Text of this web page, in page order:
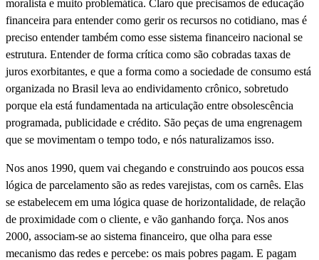
moralista e muito problemática. Claro que precisamos de educação
financeira para entender como gerir os recursos no cotidiano, mas é
preciso entender também como esse sistema financeiro nacional se
estrutura. Entender de forma crítica como são cobradas taxas de
juros exorbitantes, e que a forma como a sociedade de consumo está
organizada no Brasil leva ao endividamento crônico, sobretudo
porque ela está fundamentada na articulação entre obsolescência
programada, publicidade e crédito. São peças de uma engrenagem
que se movimentam o tempo todo, e nós naturalizamos isso.
Nos anos 1990, quem vai chegando e construindo aos poucos essa
lógica de parcelamento são as redes varejistas, com os carnês. Elas
se estabelecem em uma lógica quase de horizontalidade, de relação
de proximidade com o cliente, e vão ganhando força. Nos anos
2000, associam-se ao sistema financeiro, que olha para esse
mecanismo das redes e percebe: os mais pobres pagam. E pagam